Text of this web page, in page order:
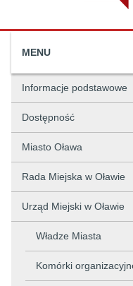
MENU
Informacje podstawowe
Dostępność
Miasto Oława
Rada Miejska w Oławie
Urząd Miejski w Oławie
Władze Miasta
Komórki